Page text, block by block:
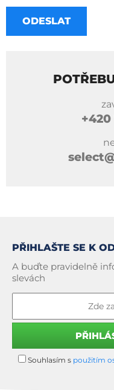
+420
PŘIHLAŠTE SE K
A buďte pravidelně
slevách
Souhlasím s použitím